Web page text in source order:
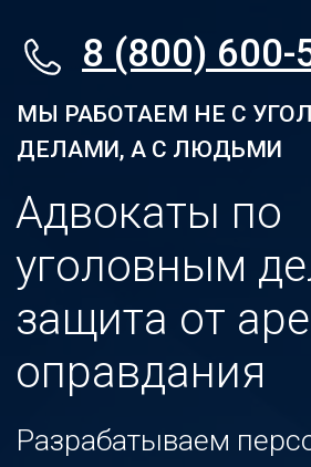
Адвокаты по
уголовным делам:
защита от ареста до
оправдания
Разрабатываем персональную
стратегию защиты на основе
15-летней практики и глубокого
анализа ошибок следствия. Без
шаблонов.
МЫ РАБОТАЕМ НЕ С УГОЛОВНЫМИ
ДЕЛАМИ, А С ЛЮДЬМИ
8 (800) 600-56-69